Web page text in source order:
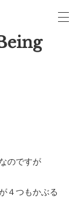
のですが
４つもかぶる